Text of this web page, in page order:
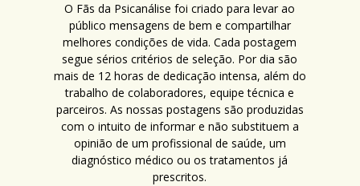
O Fãs da Psicanálise foi criado para levar ao
público mensagens de bem e compartilhar
melhores condições de vida. Cada postagem
segue sérios critérios de seleção. Por dia são
mais de 12 horas de dedicação intensa, além do
trabalho de colaboradores, equipe técnica e
parceiros. As nossas postagens são produzidas
com o intuito de informar e não substituem a
opinião de um profissional de saúde, um
diagnóstico médico ou os tratamentos já
prescritos.